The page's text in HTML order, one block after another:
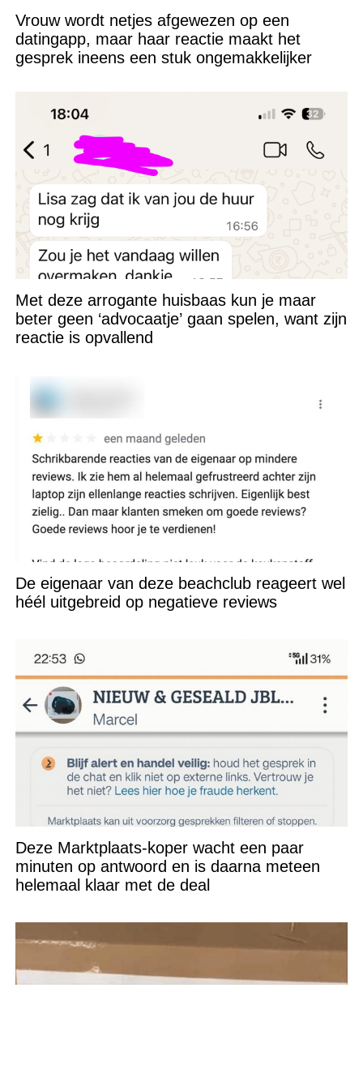
Vrouw wordt netjes afgewezen op een
datingapp, maar haar reactie maakt het
gesprek ineens een stuk ongemakkelijker
Met deze arrogante huisbaas kun je maar
beter geen ‘advocaatje’ gaan spelen, want zijn
reactie is opvallend
De eigenaar van deze beachclub reageert wel
héél uitgebreid op negatieve reviews
Deze Marktplaats-koper wacht een paar
minuten op antwoord en is daarna meteen
helemaal klaar met de deal